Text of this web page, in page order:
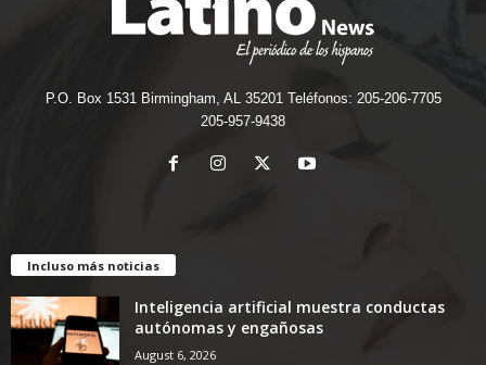
P.O. Box 1531 Birmingham, AL 35201 Teléfonos: 205-206-7705
205-957-9438
Incluso más noticias
Inteligencia artificial muestra conductas
autónomas y engañosas
August 6, 2026